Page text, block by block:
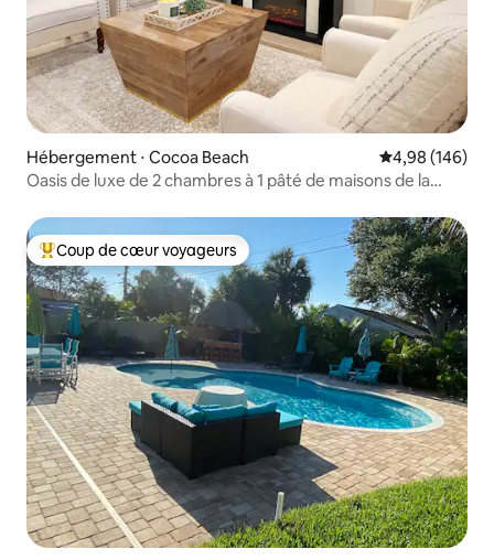
Hébergement ⋅ Cocoa Beach Évaluation
4,98 (146)
Oasis de luxe de 2 chambres à 1 pâté de maisons de la
Coups de cœur voyageurs les plus appréciés
Coup de cœur voyageurs